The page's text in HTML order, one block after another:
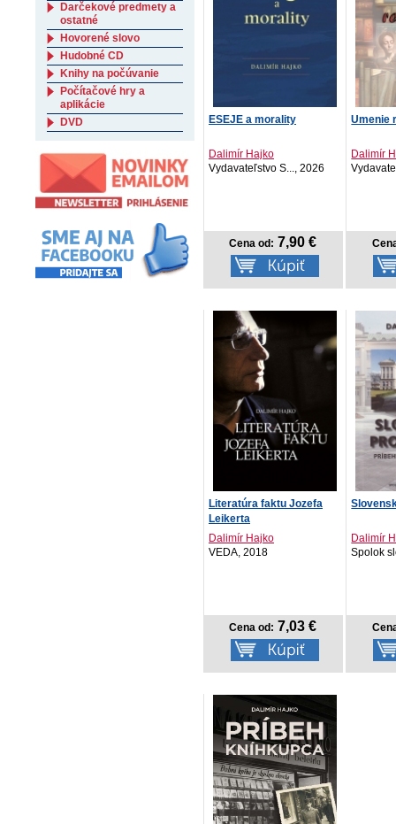
ESEJE a morality
Dalimír Hajko
Vydavateľstvo S..., 2026
Cena od: 7,90 €
Umenie
Dalimír
Literatúra faktu Jozefa
Leikerta
Dalimír Hajko
VEDA, 2018
Cena od: 7,03 €
Dalimír
Spolok
Darčekové predmety a
ostatné
Hovorené slovo
Hudobné CD
Knihy na počúvanie
Počítačové hry a
aplikácie
DVD